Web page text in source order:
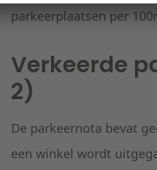
parkeerplaatsen per
Verkeerde
2)
De parkeernota bevat
een winkel wordt